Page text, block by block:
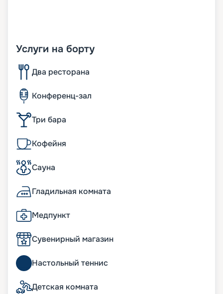
Услуги на борту
Два ресторана
Конференц-зал
Три бара
Кофейня
Сауна
Гладильная комната
Медпункт
Сувенирный магазин
Настольный теннис
Детская комната